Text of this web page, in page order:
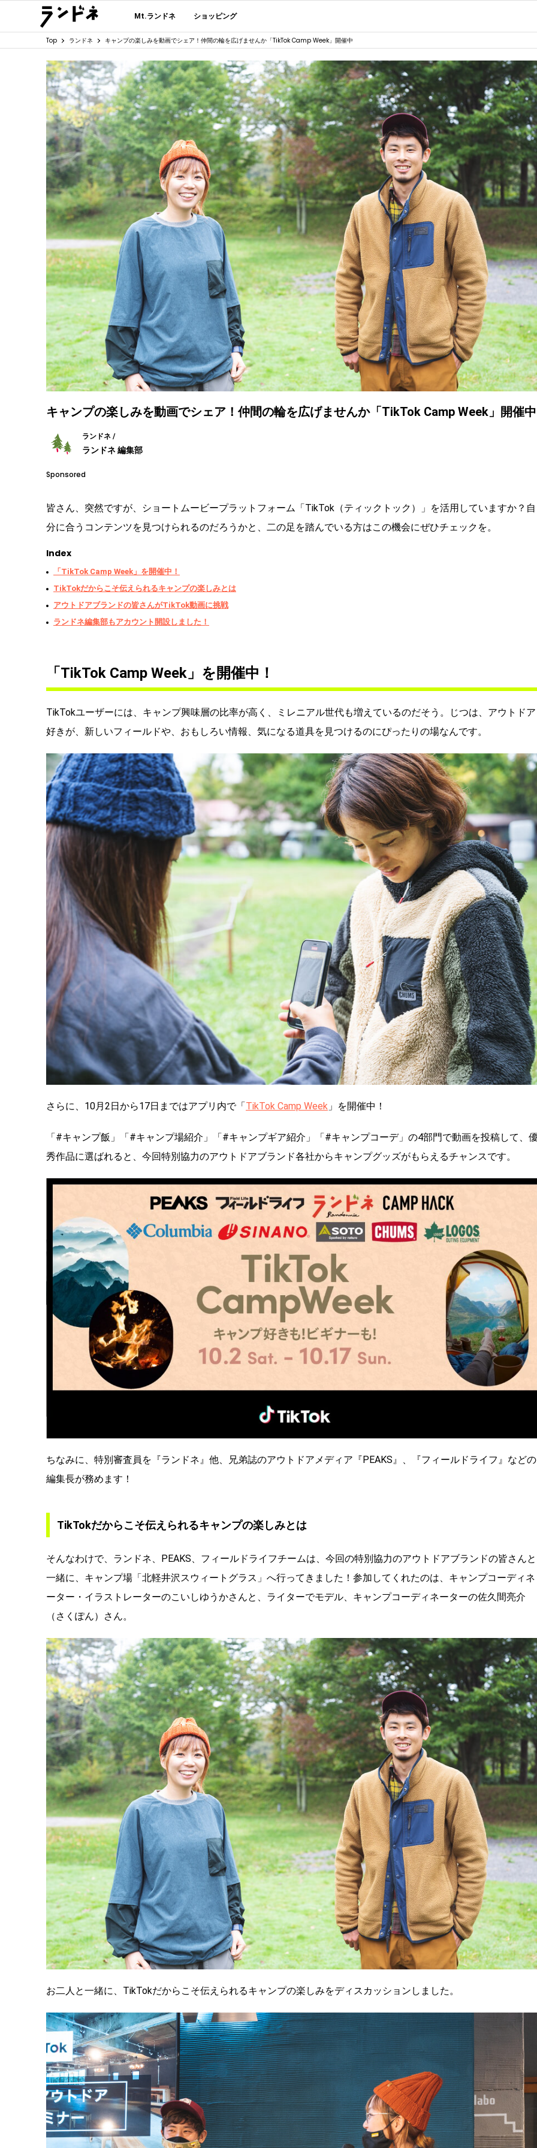
Mt.ランドネ ショッピング
Top ランドネ キャンプの楽しみを動画でシェア！仲間の輪を広げませんか「TikTok Camp Week」開催中
キャンプの楽しみを動画でシェア！仲間の輪を広げませんか「TikTok Camp Week」開催中
ランドネ /
ランドネ 編集部
Sponsored
皆さん、突然ですが、ショートムービープラットフォーム「TikTok（ティックトック）」を活用していますか？自
分に合うコンテンツを見つけられるのだろうかと、二の足を踏んでいる方はこの機会にぜひチェックを。
Index
「TikTok Camp Week」を開催中！
TikTokだからこそ伝えられるキャンプの楽しみとは
アウトドアブランドの皆さんがTikTok動画に挑戦
ランドネ編集部もアカウント開設しました！
「TikTok Camp Week」を開催中！
TikTokユーザーには、キャンプ興味層の比率が高く、ミレニアル世代も増えているのだそう。じつは、アウトドア
好きが、新しいフィールドや、おもしろい情報、気になる道具を見つけるのにぴったりの場なんです。
さらに、10月2日から17日まではアプリ内で「TikTok Camp Week 」を開催中！
「#キャンプ飯」「#キャンプ場紹介」「#キャンプギア紹介」「#キャンプコーデ」の4部門で動画を投稿して、
秀作品に選ばれると、今回特別協力のアウトドアブランド各社からキャンプグッズがもらえるチャンスです。
ちなみに、特別審査員を『ランドネ』他、兄弟誌のアウトドアメディア『PEAKS』、『フィールドライフ』などの
編集長が務めます！
TikTokだからこそ伝えられるキャンプの楽しみとは
そんなわけで、ランドネ、PEAKS、フィールドライフチームは、今回の特別協力のアウトドアブランドの皆さんと
一緒に、キャンプ場「北軽井沢スウィートグラス」へ行ってきました！参加してくれたのは、キャンプコーディネ
ーター・イラストレーターのこいしゆうかさんと、ライターでモデル、キャンプコーディネーターの佐久間亮介
（さくぽん）さん。
お二人と一緒に、TikTokだからこそ伝えられるキャンプの楽しみをディスカッションしました。